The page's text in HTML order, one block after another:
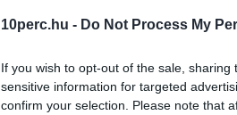
10perc.hu - Do Not Process My
If you wish to opt-out of the sale,
sensitive information for targeted
confirm your selection. Please note that